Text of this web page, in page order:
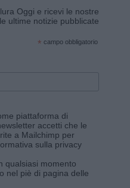
Oggi e ricevi le nostre
ultime notizie pubblicate
* campo obbligatorio
piattaforma di
accetti che le
a Mailchimp per
sulla privacy
qualsiasi momento
nel piè di pagina delle